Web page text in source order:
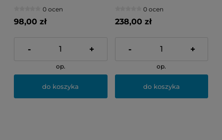
0 ocen
98,00 zł
- +
op.
do koszyka
0 ocen
238,00 zł
- +
op.
do koszyka